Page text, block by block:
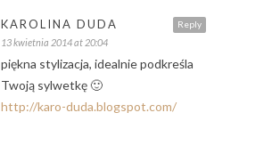
Reply
KAROLINA DUDA
13 kwietnia 2014 at 20:04
piękna stylizacja, idealnie podkreśla
Twoją sylwetkę 🙂
http://karo-duda.blogspot.com/